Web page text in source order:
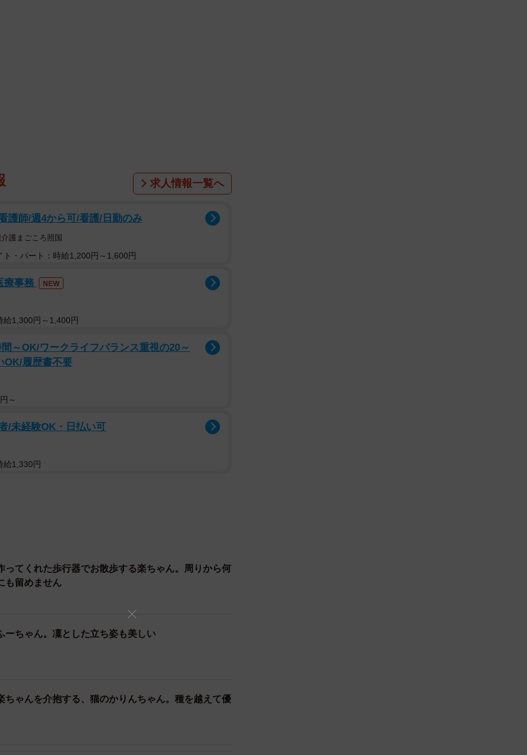
、公園で放浪していたところを現在の飼い主、北村
求人情報一覧へ
護師/週4から可/看護/日勤のみ
護まごころ照国
ト・パート：時給1,200円～1,600円
療事務 NEW
給1,300円～1,400円
～OK/ワークライフバランス重視の20～
OK/履歴書不要
～
/未経験OK・日払い可
給1,330円
ってくれた歩行器でお散歩する楽ちゃん。周りから何
も留めません
ーちゃん。凜とした立ち姿も美しい
ちゃんを介抱する、猫のかりんちゃん。種を越えて優